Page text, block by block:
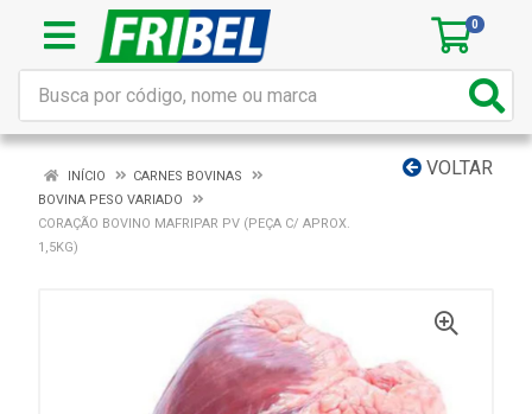
0
VOLTAR
INÍCIO
CARNES BOVINAS
BOVINA PESO VARIADO
CORAÇÃO BOVINO MAFRIPAR PV (PEÇA C/ APROX.
1,5KG)